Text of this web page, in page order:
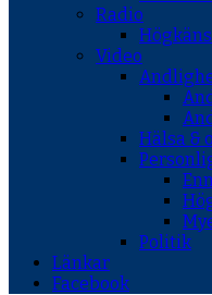
Radio
Video
Hälsa &
Politik
Länkar
Facebook